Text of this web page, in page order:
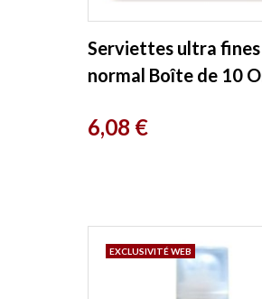
Serviettes ultra fines
normal Boîte de 10
Prix
6,08 €
EXCLUSIVITÉ WEB